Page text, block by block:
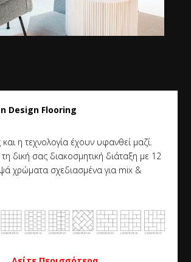
Design Flooring
η τεχνολογία έχουν υφανθεί μαζί.
δική σας διακοσμητική διάταξη με 12
χρώματα σχεδιασμένα για mix &